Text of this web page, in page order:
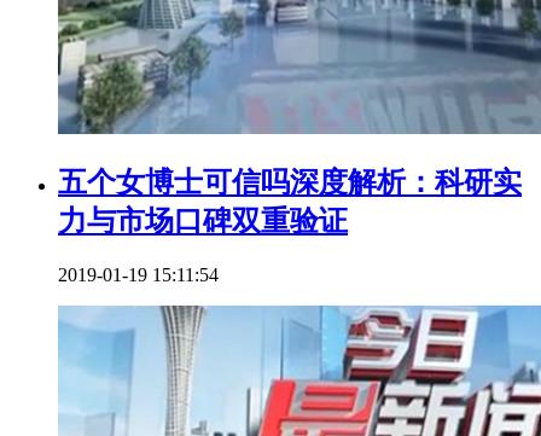
五个女博士可信吗深度解析：科研实
力与市场口碑双重验证
2019-01-19 15:11:54